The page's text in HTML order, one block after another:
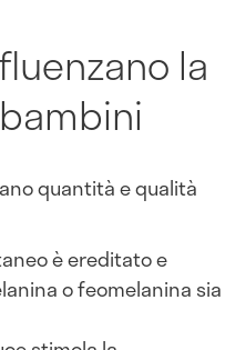
la
quantità e qualità
è ereditato e
o feomelanina sia